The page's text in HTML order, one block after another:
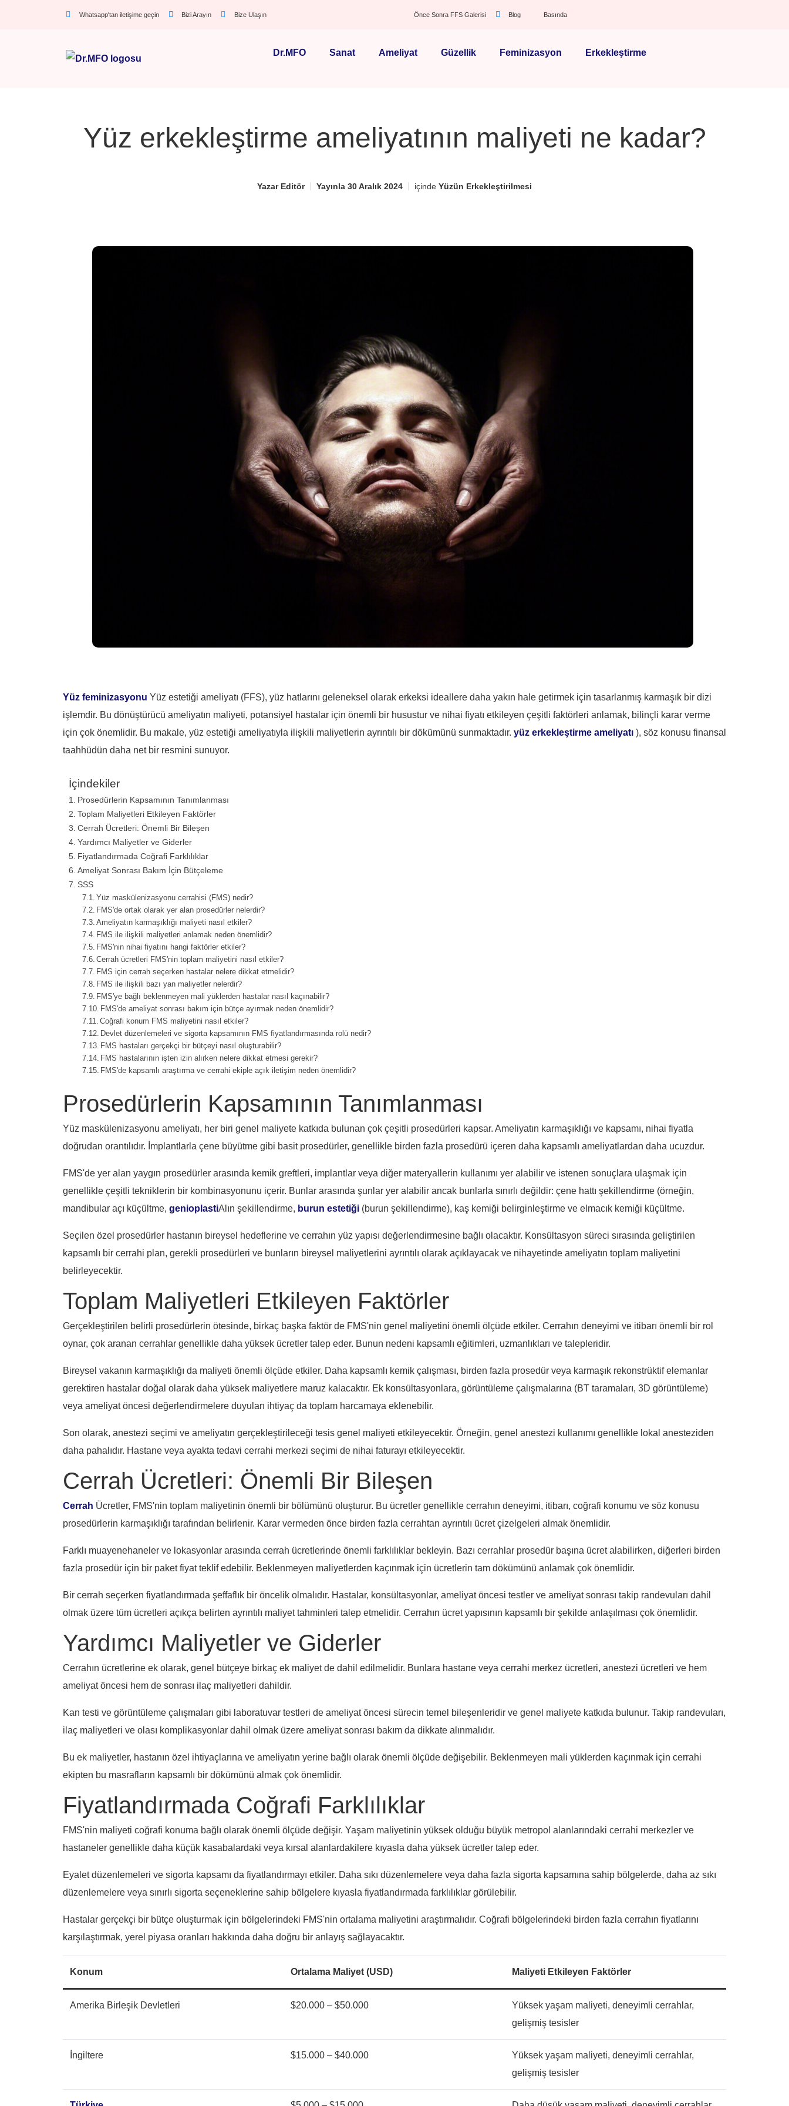
Whatsapp'tan iletişime geçin Bizi Arayın Bize Ulaşın Önce Sonra FFS Galerisi Blog Basında
Dr.MFO Sanat Ameliyat Güzellik Feminizasyon Erkekleştirme
Yüz erkekleştirme ameliyatının maliyeti ne kadar?
YazarEditör Yayınla 30 Aralık 2024 içinde Yüzün Erkekleştirilmesi
Yüz feminizasyonu Yüz estetiği ameliyatı (FFS), yüz hatlarını geleneksel olarak erkeksi ideallere daha yakın hale getirmek için tasarlanmış karmaşık bir dizi
işlemdir. Bu dönüştürücü ameliyatın maliyeti, potansiyel hastalar için önemli bir husustur ve nihai fiyatı etkileyen çeşitli faktörleri anlamak, bilinçli karar verme
için çok önemlidir. Bu makale, yüz estetiği ameliyatıyla ilişkili maliyetlerin ayrıntılı bir dökümünü sunmaktadır. yüz erkekleştirme ameliyatı ), söz konusu finansal
taahhüdün daha net bir resmini sunuyor.
İçindekiler
Prosedürlerin Kapsamının Tanımlanması
Toplam Maliyetleri Etkileyen Faktörler
Cerrah Ücretleri: Önemli Bir Bileşen
Yardımcı Maliyetler ve Giderler
Fiyatlandırmada Coğrafi Farklılıklar
Ameliyat Sonrası Bakım İçin Bütçeleme
SSS
Yüz maskülenizasyonu cerrahisi (FMS) nedir?
FMS'de ortak olarak yer alan prosedürler nelerdir?
Ameliyatın karmaşıklığı maliyeti nasıl etkiler?
FMS ile ilişkili maliyetleri anlamak neden önemlidir?
FMS'nin nihai fiyatını hangi faktörler etkiler?
Cerrah ücretleri FMS'nin toplam maliyetini nasıl etkiler?
FMS için cerrah seçerken hastalar nelere dikkat etmelidir?
FMS ile ilişkili bazı yan maliyetler nelerdir?
FMS'ye bağlı beklenmeyen mali yüklerden hastalar nasıl kaçınabilir?
FMS'de ameliyat sonrası bakım için bütçe ayırmak neden önemlidir?
Coğrafi konum FMS maliyetini nasıl etkiler?
Devlet düzenlemeleri ve sigorta kapsamının FMS fiyatlandırmasında rolü nedir?
FMS hastaları gerçekçi bir bütçeyi nasıl oluşturabilir?
FMS hastalarının işten izin alırken nelere dikkat etmesi gerekir?
FMS'de kapsamlı araştırma ve cerrahi ekiple açık iletişim neden önemlidir?
Prosedürlerin Kapsamının Tanımlanması
Yüz maskülenizasyonu ameliyatı, her biri genel maliyete katkıda bulunan çok çeşitli prosedürleri kapsar. Ameliyatın karmaşıklığı ve kapsamı, nihai fiyatla
doğrudan orantılıdır. İmplantlarla çene büyütme gibi basit prosedürler, genellikle birden fazla prosedürü içeren daha kapsamlı ameliyatlardan daha ucuzdur.
FMS'de yer alan yaygın prosedürler arasında kemik greftleri, implantlar veya diğer materyallerin kullanımı yer alabilir ve istenen sonuçlara ulaşmak için
genellikle çeşitli tekniklerin bir kombinasyonunu içerir. Bunlar arasında şunlar yer alabilir ancak bunlarla sınırlı değildir: çene hattı şekillendirme (örneğin,
mandibular açı küçültme, genioplastiAlın şekillendirme, burun estetiği (burun şekillendirme), kaş kemiği belirginleştirme ve elmacık kemiği küçültme.
Seçilen özel prosedürler hastanın bireysel hedeflerine ve cerrahın yüz yapısı değerlendirmesine bağlı olacaktır. Konsültasyon süreci sırasında geliştirilen
kapsamlı bir cerrahi plan, gerekli prosedürleri ve bunların bireysel maliyetlerini ayrıntılı olarak açıklayacak ve nihayetinde ameliyatın toplam maliyetini
belirleyecektir.
Toplam Maliyetleri Etkileyen Faktörler
Gerçekleştirilen belirli prosedürlerin ötesinde, birkaç başka faktör de FMS'nin genel maliyetini önemli ölçüde etkiler. Cerrahın deneyimi ve itibarı önemli bir rol
oynar, çok aranan cerrahlar genellikle daha yüksek ücretler talep eder. Bunun nedeni kapsamlı eğitimleri, uzmanlıkları ve talepleridir.
Bireysel vakanın karmaşıklığı da maliyeti önemli ölçüde etkiler. Daha kapsamlı kemik çalışması, birden fazla prosedür veya karmaşık rekonstrüktif elemanlar
gerektiren hastalar doğal olarak daha yüksek maliyetlere maruz kalacaktır. Ek konsültasyonlara, görüntüleme çalışmalarına (BT taramaları, 3D görüntüleme)
veya ameliyat öncesi değerlendirmelere duyulan ihtiyaç da toplam harcamaya eklenebilir.
Son olarak, anestezi seçimi ve ameliyatın gerçekleştirileceği tesis genel maliyeti etkileyecektir. Örneğin, genel anestezi kullanımı genellikle lokal anesteziden
daha pahalıdır. Hastane veya ayakta tedavi cerrahi merkezi seçimi de nihai faturayı etkileyecektir.
Cerrah Ücretleri: Önemli Bir Bileşen
Cerrah Ücretler, FMS'nin toplam maliyetinin önemli bir bölümünü oluşturur. Bu ücretler genellikle cerrahın deneyimi, itibarı, coğrafi konumu ve söz konusu
prosedürlerin karmaşıklığı tarafından belirlenir. Karar vermeden önce birden fazla cerrahtan ayrıntılı ücret çizelgeleri almak önemlidir.
Farklı muayenehaneler ve lokasyonlar arasında cerrah ücretlerinde önemli farklılıklar bekleyin. Bazı cerrahlar prosedür başına ücret alabilirken, diğerleri birden
fazla prosedür için bir paket fiyat teklif edebilir. Beklenmeyen maliyetlerden kaçınmak için ücretlerin tam dökümünü anlamak çok önemlidir.
Bir cerrah seçerken fiyatlandırmada şeffaflık bir öncelik olmalıdır. Hastalar, konsültasyonlar, ameliyat öncesi testler ve ameliyat sonrası takip randevuları dahil
olmak üzere tüm ücretleri açıkça belirten ayrıntılı maliyet tahminleri talep etmelidir. Cerrahın ücret yapısının kapsamlı bir şekilde anlaşılması çok önemlidir.
Yardımcı Maliyetler ve Giderler
Cerrahın ücretlerine ek olarak, genel bütçeye birkaç ek maliyet de dahil edilmelidir. Bunlara hastane veya cerrahi merkez ücretleri, anestezi ücretleri ve hem
ameliyat öncesi hem de sonrası ilaç maliyetleri dahildir.
Kan testi ve görüntüleme çalışmaları gibi laboratuvar testleri de ameliyat öncesi sürecin temel bileşenleridir ve genel maliyete katkıda bulunur. Takip randevuları,
ilaç maliyetleri ve olası komplikasyonlar dahil olmak üzere ameliyat sonrası bakım da dikkate alınmalıdır.
Bu ek maliyetler, hastanın özel ihtiyaçlarına ve ameliyatın yerine bağlı olarak önemli ölçüde değişebilir. Beklenmeyen mali yüklerden kaçınmak için cerrahi
ekipten bu masrafların kapsamlı bir dökümünü almak çok önemlidir.
Fiyatlandırmada Coğrafi Farklılıklar
FMS'nin maliyeti coğrafi konuma bağlı olarak önemli ölçüde değişir. Yaşam maliyetinin yüksek olduğu büyük metropol alanlarındaki cerrahi merkezler ve
hastaneler genellikle daha küçük kasabalardaki veya kırsal alanlardakilere kıyasla daha yüksek ücretler talep eder.
Eyalet düzenlemeleri ve sigorta kapsamı da fiyatlandırmayı etkiler. Daha sıkı düzenlemelere veya daha fazla sigorta kapsamına sahip bölgelerde, daha az sıkı
düzenlemelere veya sınırlı sigorta seçeneklerine sahip bölgelere kıyasla fiyatlandırmada farklılıklar görülebilir.
Hastalar gerçekçi bir bütçe oluşturmak için bölgelerindeki FMS'nin ortalama maliyetini araştırmalıdır. Coğrafi bölgelerindeki birden fazla cerrahın fiyatlarını
karşılaştırmak, yerel piyasa oranları hakkında daha doğru bir anlayış sağlayacaktır.
Konum Ortalama Maliyet (USD) Maliyeti Etkileyen Faktörler
Amerika Birleşik Devletleri $20.000 – $50.000
Yüksek yaşam maliyeti, deneyimli cerrahlar,
gelişmiş tesisler
İngiltere $15.000 – $40.000
Yüksek yaşam maliyeti, deneyimli cerrahlar,
gelişmiş tesisler